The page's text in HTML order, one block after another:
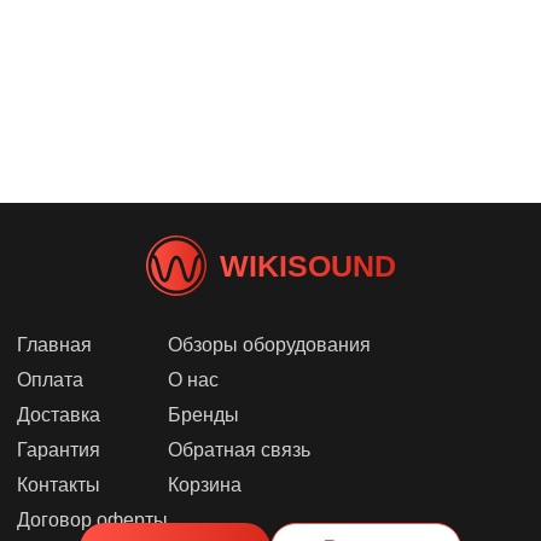
WIKISOUND
Главная
Оплата
Доставка
Гарантия
Контакты
Договор оферты
Обзоры оборудования
О нас
Бренды
Обратная связь
Корзина